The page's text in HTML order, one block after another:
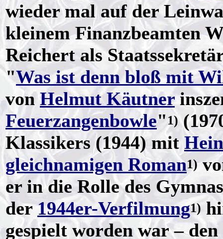
wieder mal auf der
kleinem Finanzbeamten
Reichert als
"Was ist denn bloß mit
vonHelmut Käutner
Feuerzangenbowle"1)
Klassikers (1944) mit
gleichnamigen Roman1)
er in die Rolle des
der1944er-Verfilmung1)
gespielt worden war –